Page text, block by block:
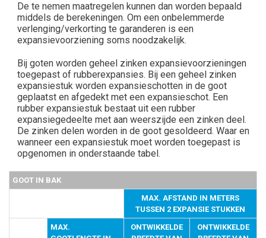
De te nemen maatregelen kunnen dan worden bepaald
middels de berekeningen. Om een onbelemmerde
verlenging/verkorting te garanderen is een
expansievoorziening soms noodzakelijk.
Bij goten worden geheel zinken expansievoorzieningen
toegepast of rubberexpansies. Bij een geheel zinken
expansiestuk worden expansieschotten in de goot
geplaatst en afgedekt met een expansieschot. Een
rubber expansiestuk bestaat uit een rubber
expansiegedeelte met aan weerszijde een zinken deel.
De zinken delen worden in de goot gesoldeerd. Waar en
wanneer een expansiestuk moet worden toegepast is
opgenomen in onderstaande tabel.
GOOT IN BAK
MAX. AFSTAND IN METERS
TUSSEN 2 EXPANSIE STUKKEN
MAX.
ONTWIKKELDE
ONTWIKKELDE